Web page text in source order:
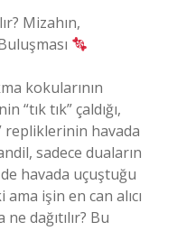
Mizahın,
kokularının
“tık tık” çaldığı,
repliklerinin havada
sadece duaların
havada uçuştuğu
ama işin en can alıcı
dağıtılır? Bu